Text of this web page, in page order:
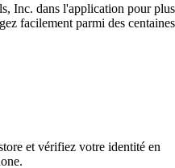
Inc. dans l'application pour plus
facilement parmi des centaines
et vérifiez votre identité en